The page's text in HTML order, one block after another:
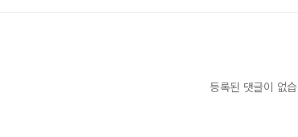
등록된 댓글이 없